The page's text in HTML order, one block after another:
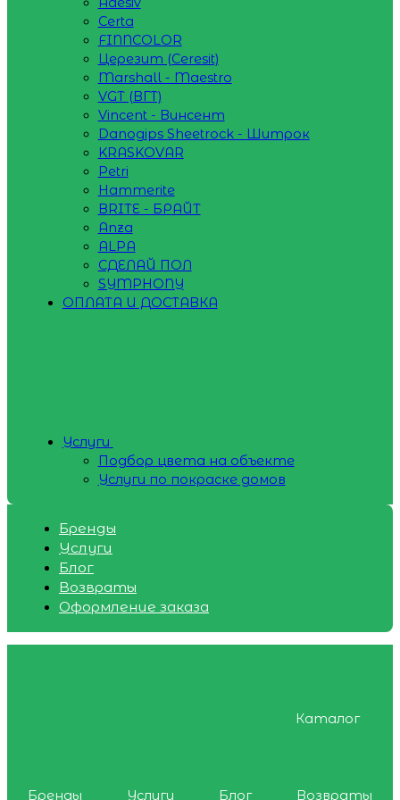
Certa
FINNCOLOR
Церезит (Ceresit)
Marshall - Maestro
VGT (ВГТ)
Vincent - Винсент
Danogips Sheetrock - Шитрок
KRASKOVAR
Petri
Hammerite
BRITE - БРАЙТ
Anza
ALPA
СДЕЛАЙ ПОЛ
SYMPHONY
ОПЛАТА И ДОСТАВКА
Услуги
Подбор цвета на объекте
Услуги по покраске домов
Бренды
Услуги
Блог
Возвраты
Оформление заказа
Каталог
Бренды Услуги Блог
Возвраты